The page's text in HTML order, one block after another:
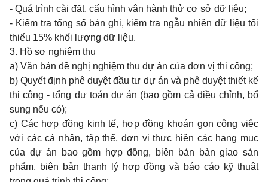
- Quá trình cài đặt, cấu hình vận hành thử cơ sở dữ liệu;
- Kiểm tra tổng số bản ghi, kiểm tra ngẫu nhiên dữ liệu tối
thiểu 15% khối lượng dữ liệu.
3. Hồ sơ nghiệm thu
a) Văn bản đề nghị nghiệm thu dự án của đơn vị thi công;
b) Quyết định phê duyệt đầu tư dự án và phê duyệt thiết kế
thi công - tổng dự toán dự án (bao gồm cả điều chỉnh, bổ
sung nếu có);
c) Các hợp đồng kinh tế, hợp đồng khoán gọn công việc
với các cá nhân, tập thể, đơn vị thực hiện các hạng mục
của dự án bao gồm hợp đồng, biên bản bàn giao sản
phẩm, biên bản thanh lý hợp đồng và báo cáo kỹ thuật